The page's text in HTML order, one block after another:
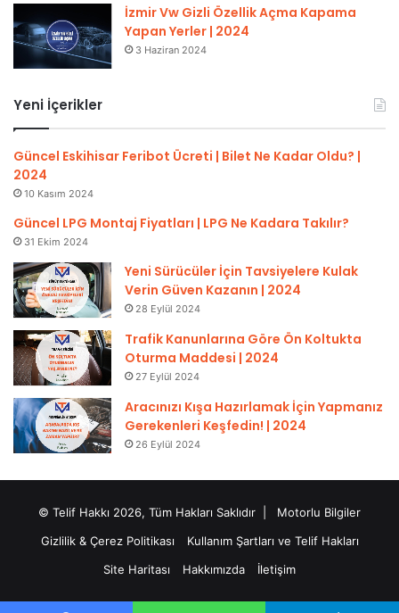
İzmir Vw Gizli Özellik Açma Kapama
Yapan Yerler | 2024
3 Haziran 2024
Yeni İçerikler
Güncel Eskihisar Feribot Ücreti | Bilet Ne Kadar Oldu? |
2024
10 Kasım 2024
Güncel LPG Montaj Fiyatları | LPG Ne Kadara Takılır?
31 Ekim 2024
Yeni Sürücüler İçin Tavsiyelere Kulak
Verin Güven Kazanın | 2024
28 Eylül 2024
Trafik Kanunlarına Göre Ön Koltukta
Oturma Maddesi | 2024
27 Eylül 2024
Aracınızı Kışa Hazırlamak İçin Yapmanız
Gerekenleri Keşfedin! | 2024
26 Eylül 2024
© Telif Hakkı 2026, Tüm Hakları Saklıdır | Motorlu Bilgiler
Gizlilik & Çerez Politikası
Kullanım Şartları ve Telif Hakları
Site Haritası
Hakkımızda İletişim